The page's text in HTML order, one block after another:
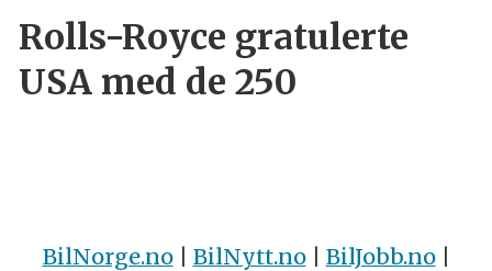
Rolls-Royce gratulerte
USA med de 250
BilNorge.no| BilNytt.no| BilJobb.no|